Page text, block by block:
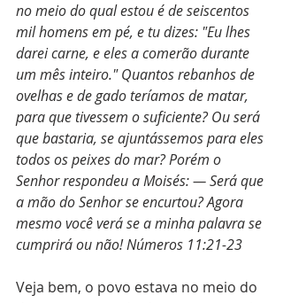
no meio do qual estou é de seiscentos
mil homens em pé, e tu dizes: "Eu lhes
darei carne, e eles a comerão durante
um mês inteiro." Quantos rebanhos de
ovelhas e de gado teríamos de matar,
para que tivessem o suficiente? Ou será
que bastaria, se ajuntássemos para eles
todos os peixes do mar? Porém o
Senhor respondeu a Moisés: — Será que
a mão do Senhor se encurtou? Agora
mesmo você verá se a minha palavra se
cumprirá ou não! Números 11:21-23
Veja bem, o povo estava no meio do